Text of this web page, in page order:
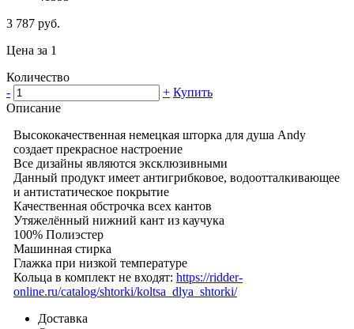
3 787 руб.
Цена за 1
Количество
-
+ Купить
Описание
Высококачественная немецкая шторка для душа Andy
создает прекрасное настроение
Все дизайны являются эксклюзивными
Данный продукт имеет антигрибковое, водоотталкивающее
и антистатическое покрытие
Качественная обстрочка всех кантов
Утяжелённый нижний кант из каучука
100% Полиэстер
Машинная стирка
Глажка при низкой температуре
Кольца в комплект не входят: https://ridder-
online.ru/catalog/shtorki/koltsa_dlya_shtorki/
Доставка